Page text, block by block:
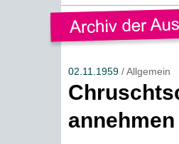
02.11.1959/ Allgemein
annehmen